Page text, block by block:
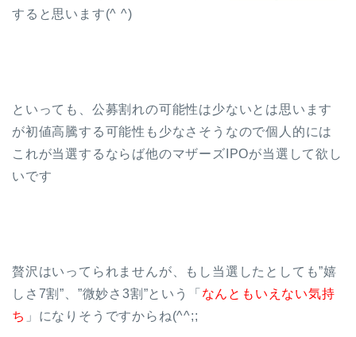
すると思います(^ ^)
といっても、公募割れの可能性は少ないとは思います
が初値高騰する可能性も少なさそうなので個人的には
これが当選するならば他のマザーズIPOが当選して欲し
いです
贅沢はいってられませんが、もし当選したとしても”嬉
しさ7割”、”微妙さ3割”という「 なんともいえない気持
ち 」になりそうですからね(^^;;